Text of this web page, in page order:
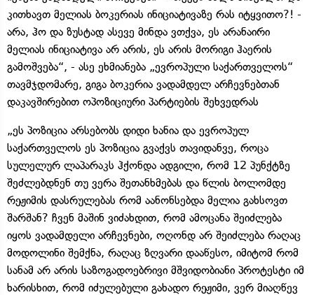
კითხავთ მელიას ბოკერიას ინიციატივაზე რას იტყვითო?! -
არა, ჰო და ზუსტად ასევე მინდა ვთქვა, ეს არანაირი
მელიას ინიციატივა არ არის, ეს არის მორიგი ჰაერის
გამოშვება“, - ასე ეხმიანება „ევროპული საქართველოს“
თავმჯდომარე, გიგა ბოკერია ვადამდელ არჩევნებთან
დაკავშირებით ოპოზიციური პარტიების შეხვედრას
„ეს პოზიცია არსებობს დიდი ხანია და ევროპულ
საქართველოს ეს პოზიცია გვაქვს თავიდანვე, როცა
სულელურ ლაპარაკს ჰქონდა ადგილი, რომ 12 პუნქტზე
შეძლებდნენ თუ ვერა შეთანხმებას და წლის ბოლომდე
რეჟიმის დასრულებას რომ აანონსებდა მელია გახსოვთ
შარშან? ჩვენ მაშინ ვიძახდით, რომ ამოცანა შეიძლება
იყოს ვადამდელი არჩევნები, ოღონდ არ შეიძლება რაღაც
მოდოლინი შემქნა, რაღაც ზღვარი დააწესო, იმიტომ რომ
სანამ არ არის საზოგადოებრივი მშვიდობიანი პროტესტი იმ
ხარისხით, რომ იძულებული გახადო რეჟიმი, ვერ მიაღწევ